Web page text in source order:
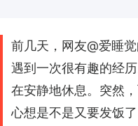
前几天，网友@爱睡
遇到一次很有趣的经
在安静地休息。突然
心想是不是又要发饭